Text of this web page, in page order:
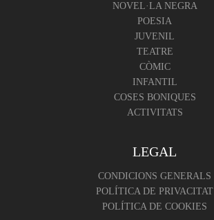
NOVEL·LA NEGRA
POESIA
JUVENIL
TEATRE
CÒMIC
INFANTIL
COSES BONIQUES
ACTIVITATS
LEGAL
CONDICIONS GENERALS
POLÍTICA DE PRIVACITAT
POLÍTICA DE COOKIES